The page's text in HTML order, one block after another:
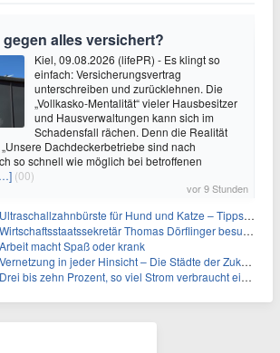
alles versichert?
Kiel, 09.08.2026 (lifePR) - Es klingt so
einfach: Versicherungsvertrag
unterschreiben und zurücklehnen. Die
„Vollkasko-Mentalität“ vieler Hausbesitzer
und Hausverwaltungen kann sich im
Schadensfall rächen. Denn die Realität
Dachdeckerbetriebe sind nach
so schnell wie möglich bei betroffenen
(00)
vor 9 Stunden
Ultraschallzahnbürste für Hund und Katze – Tipps zur erfolgreichen Eingewöhnung
Wirtschaftsstaatssekretär Thomas Dörflinger besucht Handwerksbetrieb im Kammerbezirk Freiburg
Arbeit macht Spaß oder krank
Vernetzung in jeder Hinsicht – Die Städte der Zukunft sind grün-blau
Drei bis zehn Prozent, so viel Strom verbraucht ein Aufzug im Gebäude